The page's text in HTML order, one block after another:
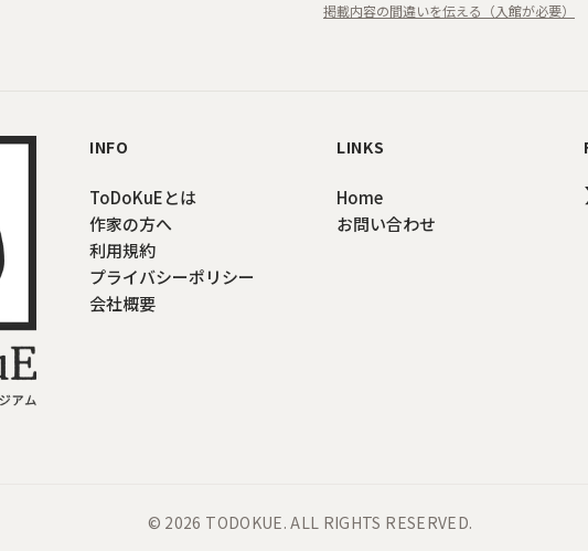
掲載内容の間違いを伝える（入館が必要）
INFO
ToDoKuEとは
作家の方へ
利用規約
プライバシーポリシー
会社概要
LINKS
Home
お問い合わせ
© 2026 TODOKUE. ALL RIGHTS RESERVED.